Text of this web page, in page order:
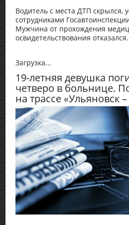
Водитель с места ДТП скрылся,
сотрудниками
Мужчина от прохождения
освидетельствования отказался.
Загрузка...
19-летняя девушка
четверо в больнице.
на трассе «Ульяновск